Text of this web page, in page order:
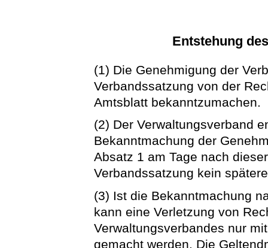
Entstehung
(1) Die Genehmigung der
Verbandssatzung von der
Amtsblatt bekanntzumachen.
(2) Der Verwaltungsverband
Bekanntmachung der
Absatz 1 am Tage nach
Verbandssatzung kein
(3) Ist die Bekanntmachung
kann eine Verletzung von
Verwaltungsverbandes nur
gemacht werden. Die